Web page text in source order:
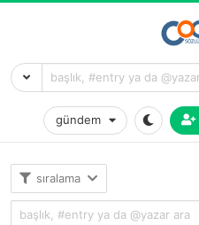
gündem
sıralama